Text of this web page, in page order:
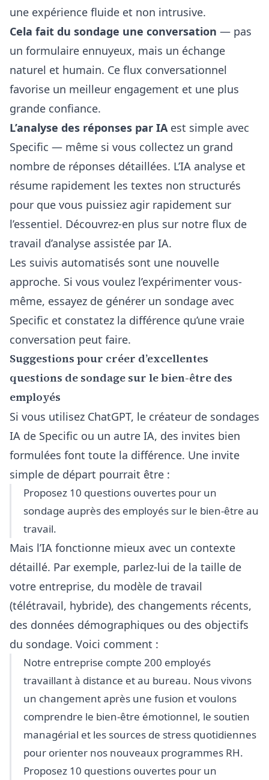
une expérience fluide et non intrusive.
Cela fait du sondage une conversation — pas
un formulaire ennuyeux, mais un échange
naturel et humain. Ce flux conversationnel
favorise un meilleur engagement et une plus
grande confiance.
L’analyse des réponses par IAest simple avec
Specific — même si vous collectez un grand
nombre de réponses détaillées. L’IA analyse et
résume rapidement les textes non structurés
pour que vous puissiez agir rapidement sur
l’essentiel. Découvrez-en plus sur notre flux de
travail d’analyse assistée par IA.
Les suivis automatisés sont une nouvelle
approche. Si vous voulez l’expérimenter vous-
même, essayez de générer un sondage avec
Specific et constatez la différence qu’une vraie
conversation peut faire.
Suggestions pour créer d’excellentes
questions de sondage sur le bien-être des
employés
Si vous utilisez ChatGPT, le créateur de sondages
IA de Specific ou un autre IA, des invites bien
formulées font toute la différence. Une invite
simple de départ pourrait être :
Proposez 10 questions ouvertes pour un
sondage auprès des employés sur le bien-être au
travail.
Mais l’IA fonctionne mieux avec un contexte
détaillé. Par exemple, parlez-lui de la taille de
votre entreprise, du modèle de travail
(télétravail, hybride), des changements récents,
des données démographiques ou des objectifs
du sondage. Voici comment :
Notre entreprise compte 200 employés
travaillant à distance et au bureau. Nous vivons
un changement après une fusion et voulons
comprendre le bien-être émotionnel, le soutien
managérial et les sources de stress quotidiennes
pour orienter nos nouveaux programmes RH.
Proposez 10 questions ouvertes pour un